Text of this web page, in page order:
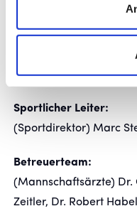
(Torwart-Trainer) Ümit
(Athletik-Trainer)
(Co-Trainer /
(Co-Trainer) Julian Leist
Sportlicher Leiter:
(Sportdirektor) Marc
Betreuerteam:
(Mannschaftsärzte) Dr.
Zeitler, Dr. Robert